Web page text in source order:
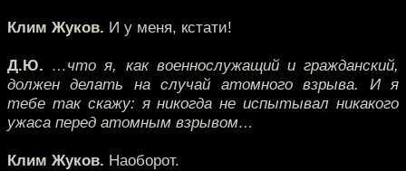
Клим Жуков. И у меня, кстати!
Д.Ю. …что я, как военнослужащий и гражданский,
должен делать на случай атомного взрыва. И я
тебе так скажу: я никогда не испытывал никакого
ужаса перед атомным взрывом…
Клим Жуков. Наоборот.